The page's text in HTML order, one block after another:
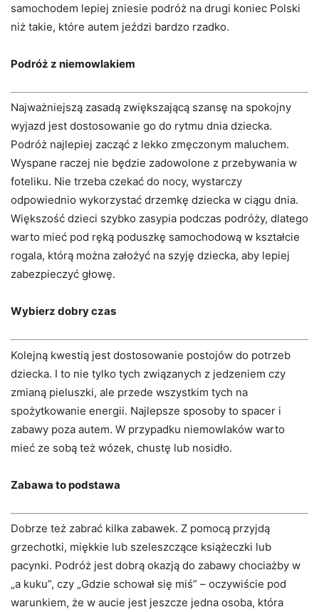
samochodem lepiej zniesie podróż na drugi koniec Polski
niż takie, które autem jeździ bardzo rzadko.
Podróż z niemowlakiem
Najważniejszą zasadą zwiększającą szansę na spokojny
wyjazd jest dostosowanie go do rytmu dnia dziecka.
Podróż najlepiej zacząć z lekko zmęczonym maluchem.
Wyspane raczej nie będzie zadowolone z przebywania w
foteliku. Nie trzeba czekać do nocy, wystarczy
odpowiednio wykorzystać drzemkę dziecka w ciągu dnia.
Większość dzieci szybko zasypia podczas podróży, dlatego
warto mieć pod ręką poduszkę samochodową w kształcie
rogala, którą można założyć na szyję dziecka, aby lepiej
zabezpieczyć głowę.
Wybierz dobry czas
Kolejną kwestią jest dostosowanie postojów do potrzeb
dziecka. I to nie tylko tych związanych z jedzeniem czy
zmianą pieluszki, ale przede wszystkim tych na
spożytkowanie energii. Najlepsze sposoby to spacer i
zabawy poza autem. W przypadku niemowlaków warto
mieć ze sobą też wózek, chustę lub nosidło.
Zabawa to podstawa
Dobrze też zabrać kilka zabawek. Z pomocą przyjdą
grzechotki, miękkie lub szeleszczące książeczki lub
pacynki. Podróż jest dobrą okazją do zabawy chociażby w
„a kuku”, czy „Gdzie schował się miś” – oczywiście pod
warunkiem, że w aucie jest jeszcze jedna osoba, która